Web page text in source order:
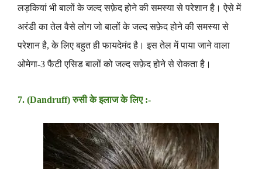
लड़कियां भी बालों के जल्द सफ़ेद होने की समस्या से परेशान है । ऐसे में
अरंडी का तेल वैसे लोग जो बालों के जल्द सफ़ेद होने की समस्या से
परेशान है, के लिए बहुत ही फायदेमंद है । इस तेल में पाया जाने वाला
ओमेगा-3 फैटी एसिड बालों को जल्द सफ़ेद होने से रोकता है ।
7. (Dandruff) रुसी के इलाज के लिए :-